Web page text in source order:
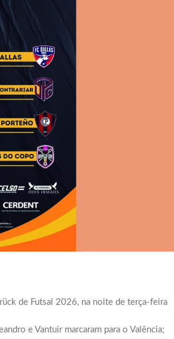
de Futsal 2026, na noite de terça-feira
e Vantuir marcaram para o Valência;